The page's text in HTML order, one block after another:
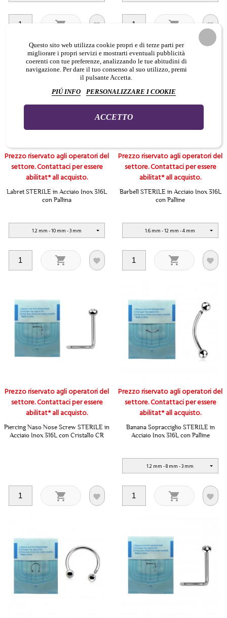
   
Prezzo riservato agli operatori del
settore. Contattaci per essere
abilitat* all acquisto.
Labret STERILE in Acciaio Inox 316L
con Pallina
1.2 mm - 10 mm - 3 mm
 
Prezzo riservato agli operatori del
settore. Contattaci per essere
abilitat* all acquisto.
Barbell STERILE in Acciaio Inox 316L
con Palline
1.6 mm - 12 mm - 4 mm
 
Prezzo riservato agli operatori del
settore. Contattaci per essere
abilitat* all acquisto.
Piercing Naso Nose Screw STERILE in
Acciaio Inox 316L con Cristallo CR
 
Prezzo riservato agli operatori del
settore. Contattaci per essere
abilitat* all acquisto.
Banana Sopracciglio STERILE in
Acciaio Inox 316L con Palline
1.2 mm - 8 mm - 3 mm
 
Questo sito web utilizza cookie propri e di terze parti per
migliorare i propri servizi e mostrarti eventuali pubblicità
coerenti con tue preferenze, analizzando le tue abitudini di
navigazione. Per dare il tuo consenso al suo utilizzo, premi
il pulsante Accetta.
PIÚ INFO
PERSONALIZZARE I COOKIE
ACCETTO